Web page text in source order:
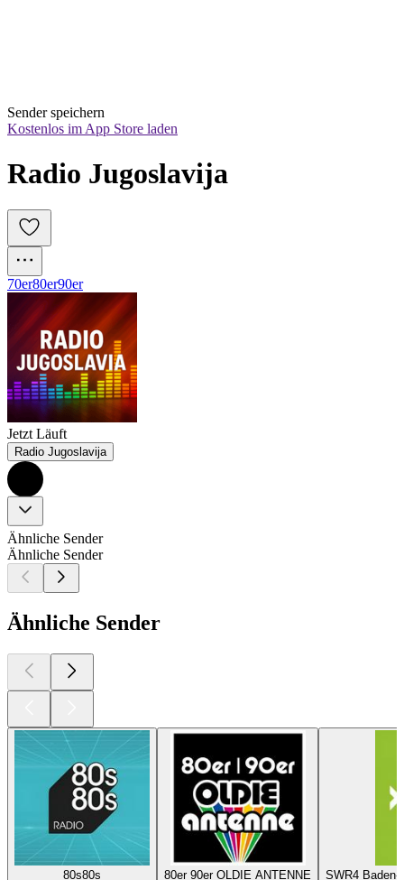
Sender speichern
Kostenlos im App Store laden
Radio Jugoslavija
70er80er90er
Jetzt Läuft
Radio Jugoslavija
Ähnliche Sender
Ähnliche Sender
Ähnliche Sender
80s80s
80er 90er OLDIE ANTENNE
SWR4 Baden-